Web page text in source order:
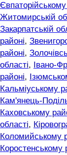
Євпаторійському
Житомирській
Закарпатській
районі,
районі,
області, Івано-
районі,
Кальміуському
Кам'янець-
Каховському
області,
Коломийському
Коростенському